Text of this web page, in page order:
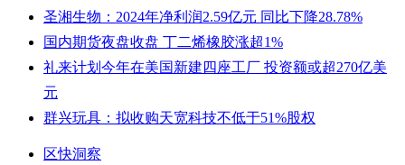
圣湘生物：2024年净利润2.59亿元 同比下降28.78%
国内期货夜盘收盘 丁二烯橡胶涨超1%
礼来计划今年在美国新建四座工厂 投资额或超270亿美
元
群兴玩具：拟收购天宽科技不低于51%股权
区快洞察